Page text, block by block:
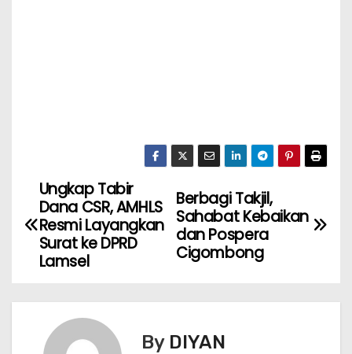
Berbagi Takjil,
Sahabat Kebaikan
dan Pospera
Cigombong
Ungkap Tabir
Dana CSR, AMHLS
Resmi Layangkan
Surat ke DPRD
Lamsel
By DIYAN